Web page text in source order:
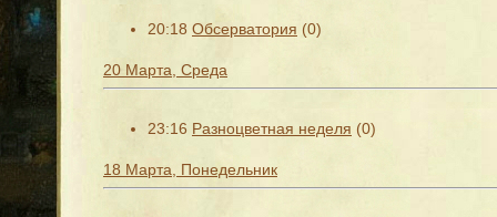
20:18 Обсерватория (0)
20 Марта, Среда
23:16 Разноцветная неделя (0)
18 Марта, Понедельник